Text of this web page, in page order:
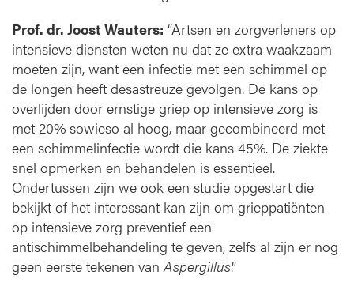
Prof. dr. Joost Wauters: “Artsen en zorgverleners op
intensieve diensten weten nu dat ze extra waakzaam
moeten zijn, want een infectie met een schimmel op
de longen heeft desastreuze gevolgen. De kans op
overlijden door ernstige griep op intensieve zorg is
met 20% sowieso al hoog, maar gecombineerd met
een schimmelinfectie wordt die kans 45%. De ziekte
snel opmerken en behandelen is essentieel.
Ondertussen zijn we ook een studie opgestart die
bekijkt of het interessant kan zijn om grieppatiënten
op intensieve zorg preventief een
antischimmelbehandeling te geven, zelfs al zijn er nog
geen eerste tekenen van Aspergillus.”